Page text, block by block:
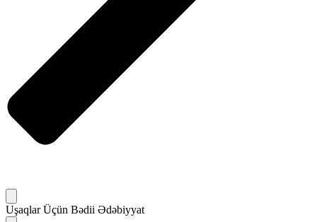
Uşaqlar Üçün Bədii Ədəbiyyat